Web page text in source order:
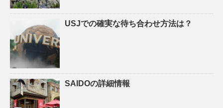
USJでの確実な待ち合わせ方法は？
SAIDOの詳細情報